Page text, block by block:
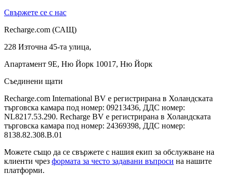
Свържете се с нас
Recharge.com (САЩ)
228 Източна 45-та улица,
Апартамент 9E, Ню Йорк 10017, Ню Йорк
Съединени щати
Recharge.com International BV е регистрирана в Холандската
търговска камара под номер: 09213436, ДДС номер:
NL8217.53.290. Recharge BV е регистрирана в Холандската
търговска камара под номер: 24369398, ДДС номер:
8138.82.308.B.01
Можете също да се свържете с нашия екип за обслужване на
клиенти чрез формата за често задавани въпроси на нашите
платформи.